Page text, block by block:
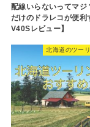
配線いらないってマジ
だけのドラレコが便利
V40Sレビュー】
北海道のツー